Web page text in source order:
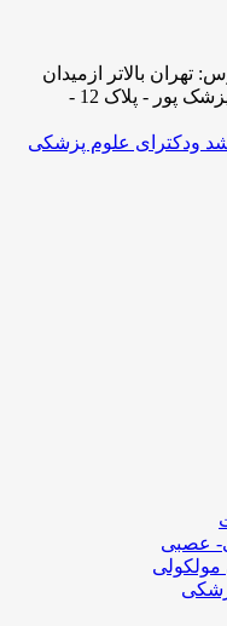
تهران بالاتر ازمیدان
ولیعصر -بعد از تقاطع زرتشت - خیابان پزشک پور - پلاک 12 -
عصبی